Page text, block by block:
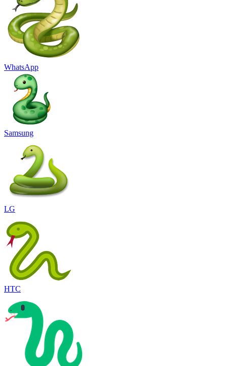
WhatsApp
Samsung
LG
HTC